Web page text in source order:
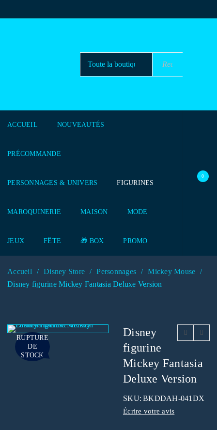
ACCUEIL NOUVEAUTÉS
PRÉCOMMANDE
PERSONNAGES & UNIVERS FIGURINES
MAROQUINERIE MAISON MODE
JEUX FÊTE 🎁 BOX PROMO
0
Accueil / Disney Store / Personnages / Mickey Mouse /
Disney figurine Mickey Fantasia Deluxe Version
RUPTURE
DE
STOCK
Disney
figurine
Mickey Fantasia
Deluxe Version
SKU: BKDDAH-041DX
Écrire votre avis